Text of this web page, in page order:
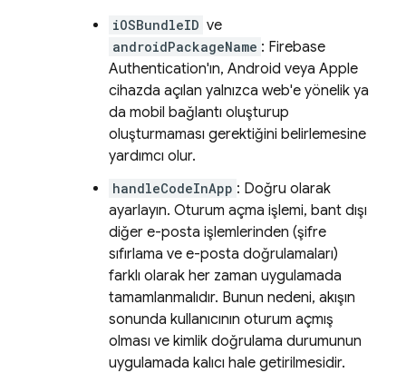
iOSBundleID ve
androidPackageName : Firebase
Authentication'ın, Android veya Apple
cihazda açılan yalnızca web'e yönelik ya
da mobil bağlantı oluşturup
oluşturmaması gerektiğini belirlemesine
yardımcı olur.
handleCodeInApp : Doğru olarak
ayarlayın. Oturum açma işlemi, bant dışı
diğer e-posta işlemlerinden (şifre
sıfırlama ve e-posta doğrulamaları)
farklı olarak her zaman uygulamada
tamamlanmalıdır. Bunun nedeni, akışın
sonunda kullanıcının oturum açmış
olması ve kimlik doğrulama durumunun
uygulamada kalıcı hale getirilmesidir.